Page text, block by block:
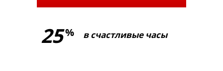
25% в счастливые часы